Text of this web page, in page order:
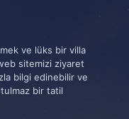
ve lüks bir villa
sitemizi ziyaret
bilgi edinebilir ve
bir tatil